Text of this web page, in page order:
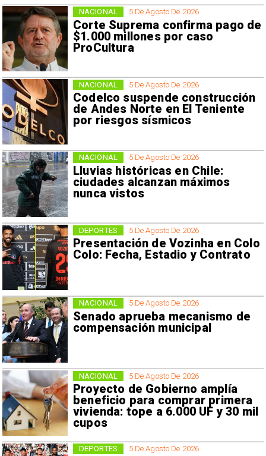
5 De Agosto De 2026
Corte Suprema confirma pago de
$1.000 millones por caso
ProCultura
NACIONAL
5 De Agosto De 2026
Codelco suspende construcción
de Andes Norte en El Teniente
por riesgos sísmicos
NACIONAL
5 De Agosto De 2026
Lluvias históricas en Chile:
ciudades alcanzan máximos
nunca vistos
NACIONAL
5 De Agosto De 2026
Presentación de Vozinha en Colo
Colo: Fecha, Estadio y Contrato
DEPORTES
5 De Agosto De 2026
Senado aprueba mecanismo de
compensación municipal
NACIONAL
5 De Agosto De 2026
Proyecto de Gobierno amplía
beneficio para comprar primera
vivienda: tope a 6.000 UF y 30 mil
cupos
NACIONAL
5 De Agosto De 2026
DEPORTES